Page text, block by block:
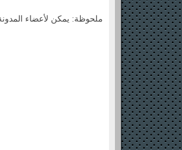
ملحوظة: يمكن لأعضاء